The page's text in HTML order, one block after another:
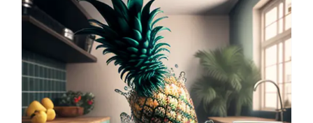
Amore e amare
Cucinare in modo sano
Verde e Sostenibilità